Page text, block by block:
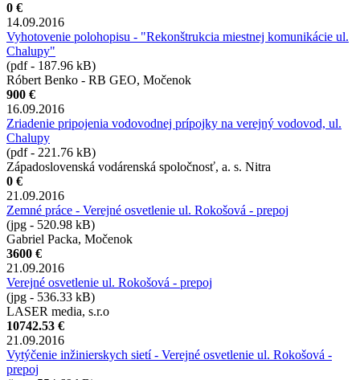
0 €
14.09.2016
Vyhotovenie polohopisu - "Rekonštrukcia miestnej komunikácie ul.
Chalupy"
(pdf - 187.96 kB)
Róbert Benko - RB GEO, Močenok
900 €
16.09.2016
Zriadenie pripojenia vodovodnej prípojky na verejný vodovod, ul.
Chalupy
(pdf - 221.76 kB)
Západoslovenská vodárenská spoločnosť, a. s. Nitra
0 €
21.09.2016
Zemné práce - Verejné osvetlenie ul. Rokošová - prepoj
(jpg - 520.98 kB)
Gabriel Packa, Močenok
3600 €
21.09.2016
Verejné osvetlenie ul. Rokošová - prepoj
(jpg - 536.33 kB)
LASER media, s.r.o
10742.53 €
21.09.2016
Vytýčenie inžinierskych sietí - Verejné osvetlenie ul. Rokošová -
prepoj